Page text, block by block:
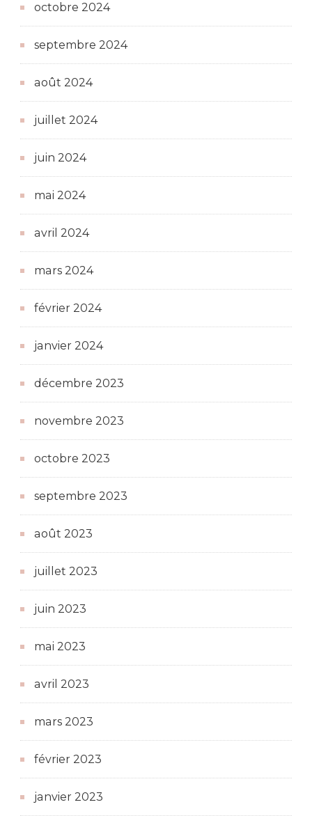
octobre 2024
septembre 2024
août 2024
juillet 2024
juin 2024
mai 2024
avril 2024
mars 2024
février 2024
janvier 2024
décembre 2023
novembre 2023
octobre 2023
septembre 2023
août 2023
juillet 2023
juin 2023
mai 2023
avril 2023
mars 2023
février 2023
janvier 2023